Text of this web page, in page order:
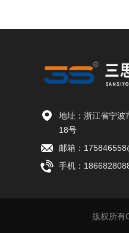
地址：浙江省宁波
18号
邮箱：
手机：
版权所